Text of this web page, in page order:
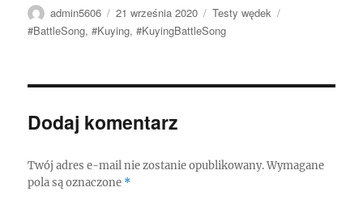
Autor
admin5606
Data
publikacji
21 września 2020 Kategorie
Testy wędek
#BattleSong,#Kuying,#KuyingBattleSong
Dodaj komentarz
Twój adres e-mail nie zostanie opublikowany. Wymagane
pola są oznaczone *